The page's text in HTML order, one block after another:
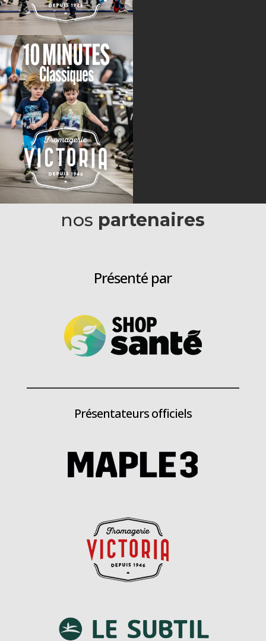
nos partenaires
Présenté par
Présentateurs officiels